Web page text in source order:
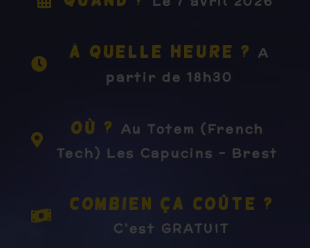
à Quelle heure ? A
partir de 18h30
Où ? Au Totem (French
Tech) Les Capucins - Brest
Combien ça coûte ?
C'est GRATUIT